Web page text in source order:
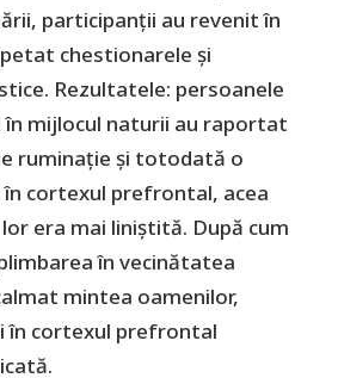
participanții au revenit în
chestionarele și
Rezultatele: persoanele
în mijlocul naturii au raportat
ruminație și totodată o
cortexul prefrontal, acea
era mai liniștită. După cum
în vecinătatea
mintea oamenilor,
în cortexul prefrontal